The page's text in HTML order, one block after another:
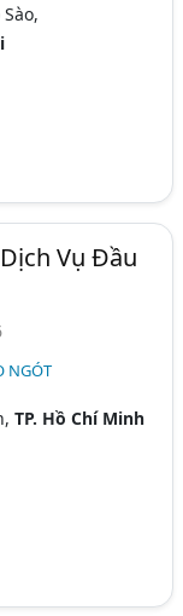
Vụ Đầu
NGÓT
TP. Hồ Chí Minh